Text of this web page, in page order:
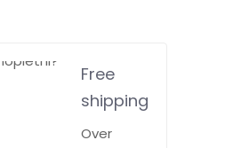
Free
shipping
Over